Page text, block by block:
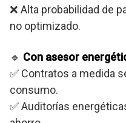
❌ Alta probabilidad de
no optimizado.
🔹 Con asesor
✅ Contratos a medida
consumo.
✅ Auditorías